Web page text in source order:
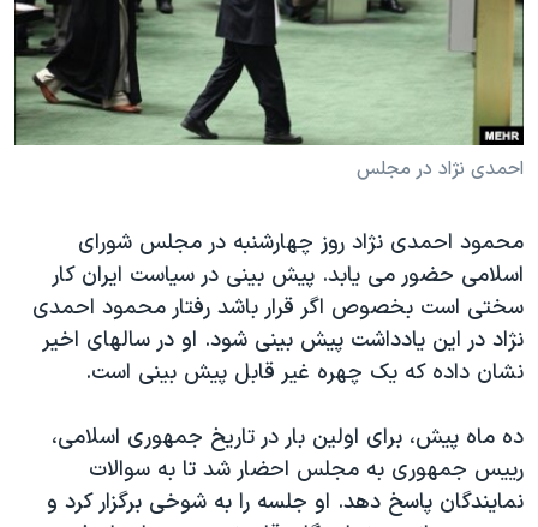
فرهنگ و زندگی
حقوق شهروندی
گالری عکس
آرشیو پخش زنده
انتخابات ریاست جمهوری آمریکا ۲۰۲۴
حمله جمهوری اسلامی به اسرائیل
اعتراضات زن، زندگی، آزادی
مجموعه مستندهای دادخواهی
تریبونال مردمی آبان ۹۸
دادگاه حمید نوری
قانون شفافیت دارائی کادر رهبری ایران
اعتراضات مردمی آبان ۹۸
دنبال کنید
زبانهای مختلف
احمدی نژاد در مجلس
محمود احمدی نژاد روز چهارشنبه در مجلس شورای
اسلامی حضور می یابد. پیش بینی در سیاست ایران کار
سختی است بخصوص اگر قرار باشد رفتار محمود احمدی
نژاد در این یادداشت پیش بینی شود. او در سالهای اخیر
نشان داده که یک چهره غیر قابل پیش بینی است.
ده ماه پیش، برای اولین بار در تاریخ جمهوری اسلامی،
رییس جمهوری به مجلس احضار شد تا به سوالات
نمایندگان پاسخ دهد. او جلسه را به شوخی برگزار کرد و